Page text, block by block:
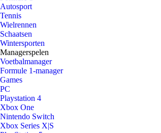
Autosport
Tennis
Wielrennen
Schaatsen
Wintersporten
Managerspelen
Voetbalmanager
Formule 1-manager
Games
PC
Playstation 4
Xbox One
Nintendo Switch
Xbox Series X|S